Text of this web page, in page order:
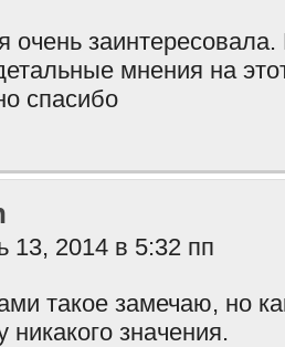
очень
мнения на
спасибо
13, 2014 в 5:32 пп
такое замечаю, но
никакого значения.